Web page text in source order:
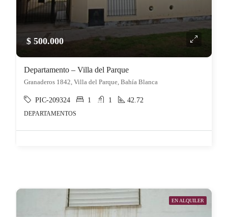
$ 500.000
Departamento – Villa del Parque
Granaderos 1842, Villa del Parque, Bahía Blanca
PIC-209324 1 1 42.72
DEPARTAMENTOS
EN ALQUILER